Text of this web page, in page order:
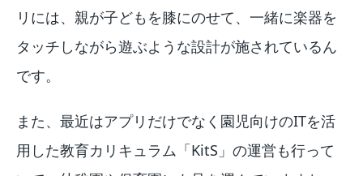
リには、親が子どもを膝にのせて、一緒に楽器を
タッチしながら遊ぶような設計が施されているん
です。
また、最近はアプリだけでなく園児向けのITを活
用した教育カリキュラム「KitS」の運営も行って